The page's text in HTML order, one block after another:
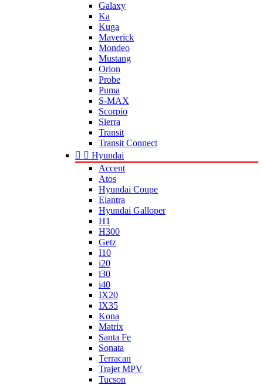
Galaxy
Ka
Kuga
Maverick
Mondeo
Mustang
Orion
Probe
Puma
S-MAX
Scorpio
Sierra
Transit
Transit Connect
  Hyundai
Accent
Atos
Hyundai Coupe
Elantra
Hyundai Galloper
H1
H300
Getz
I10
i20
i30
i40
IX20
IX35
Kona
Matrix
Santa Fe
Sonata
Terracan
Trajet MPV
Tucson